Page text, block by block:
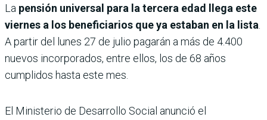
La pensión universal para la tercera edad llega este
viernes a los beneficiarios que ya estaban en la lista
A partir del lunes 27 de julio pagarán a más de 4.400
nuevos incorporados, entre ellos, los de 68 años
cumplidos hasta este mes.
El Ministerio de Desarrollo Social anunció el